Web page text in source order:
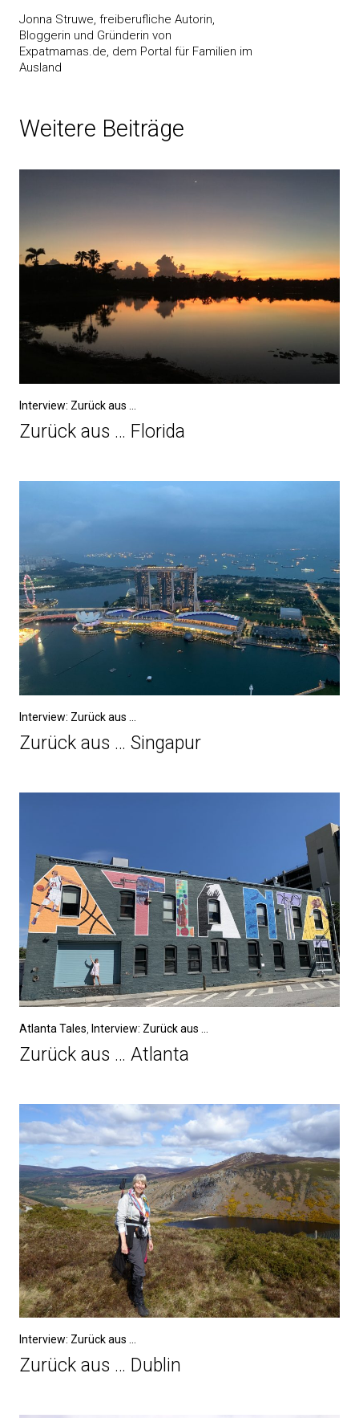
Jonna Struwe, freiberufliche Autorin,
Bloggerin und Gründerin von
Expatmamas.de, dem Portal für Familien im
Ausland
Weitere Beiträge
Interview: Zurück aus ...
Zurück aus … Florida
Interview: Zurück aus ...
Zurück aus … Singapur
Atlanta Tales Interview: Zurück aus ...
Zurück aus … Atlanta
Interview: Zurück aus ...
Zurück aus … Dublin